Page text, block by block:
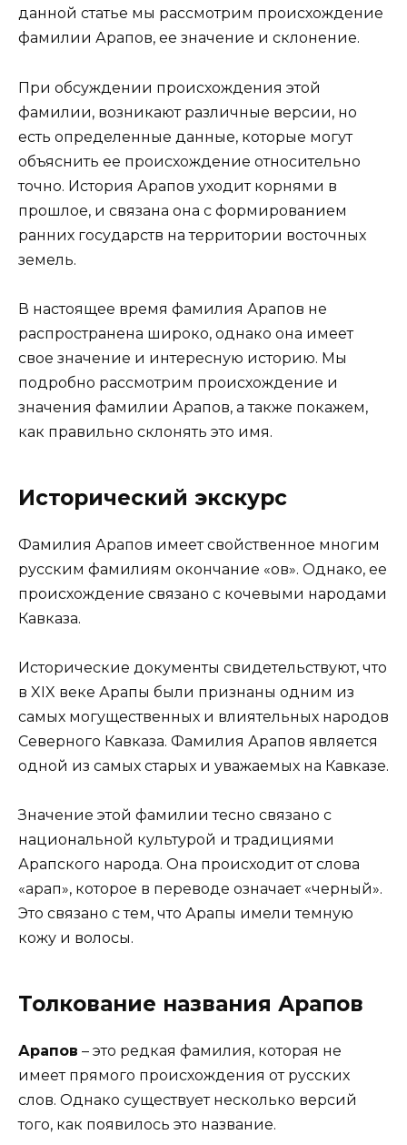
данной статье мы рассмотрим происхождение
фамилии Арапов, ее значение и склонение.
При обсуждении происхождения этой
фамилии, возникают различные версии, но
есть определенные данные, которые могут
объяснить ее происхождение относительно
точно. История Арапов уходит корнями в
прошлое, и связана она с формированием
ранних государств на территории восточных
земель.
В настоящее время фамилия Арапов не
распространена широко, однако она имеет
свое значение и интересную историю. Мы
подробно рассмотрим происхождение и
значения фамилии Арапов, а также покажем,
как правильно склонять это имя.
Исторический экскурс
Фамилия Арапов имеет свойственное многим
русским фамилиям окончание «ов». Однако, ее
происхождение связано с кочевыми народами
Кавказа.
Исторические документы свидетельствуют, что
в XIX веке Арапы были признаны одним из
самых могущественных и влиятельных народов
Северного Кавказа. Фамилия Арапов является
одной из самых старых и уважаемых на Кавказе.
Значение этой фамилии тесно связано с
национальной культурой и традициями
Арапского народа. Она происходит от слова
«арап», которое в переводе означает «черный».
Это связано с тем, что Арапы имели темную
кожу и волосы.
Толкование названия Арапов
Арапов – это редкая фамилия, которая не
имеет прямого происхождения от русских
слов. Однако существует несколько версий
того, как появилось это название.